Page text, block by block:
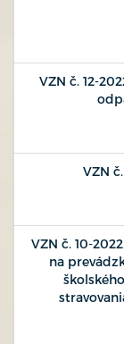
VZN č. 12-
VZN
VZN č. 10-
na